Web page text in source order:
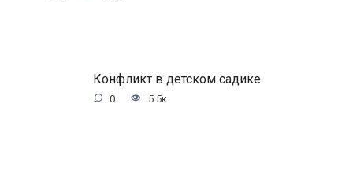
Конфликт в детском садике
0 5.5к.